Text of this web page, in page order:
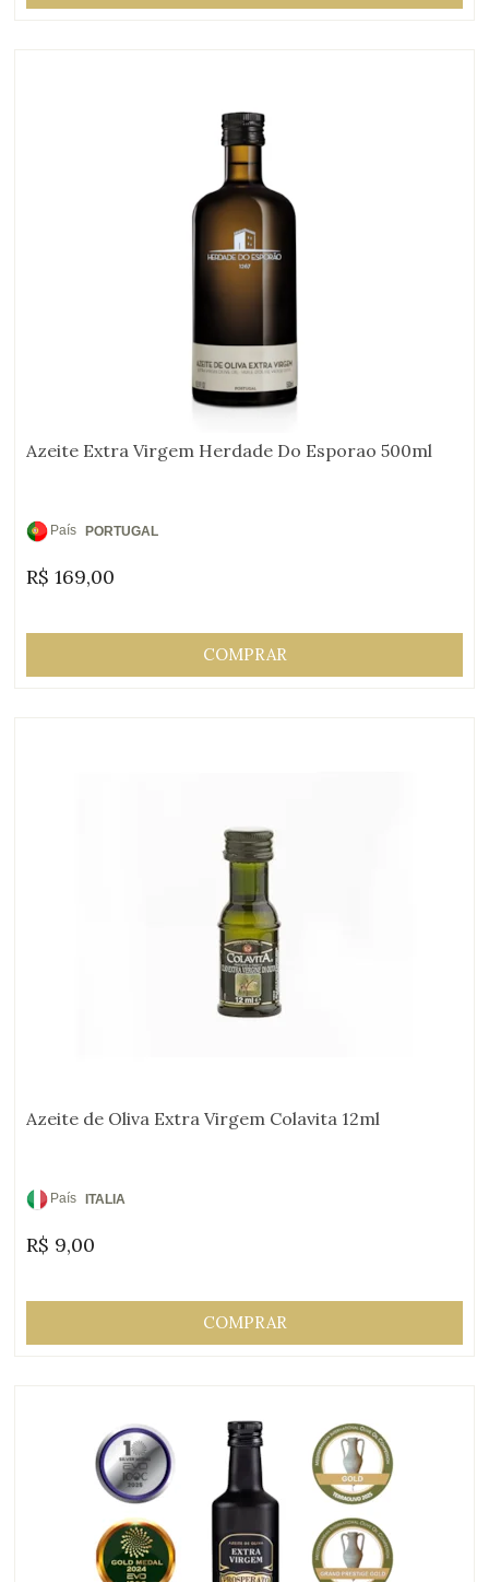
Azeite Extra Virgem Herdade Do Esporao 500ml
País
Origem:
PORTUGAL
R$ 169,00
COMPRAR
Azeite de Oliva Extra Virgem Colavita 12ml
País
Origem:
ITALIA
R$ 9,00
COMPRAR